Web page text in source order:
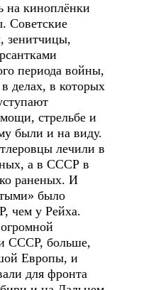
киноплёнки
Советские
зенитчицы,
периода войны,
делах, в которых
стрельбе и
были и на виду.
лечили в
а в СССР в
раненых. И
было
чем у Рейха.
СССР, больше,
Европы, и
для фронта